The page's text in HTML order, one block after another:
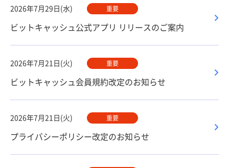
2026年7月29日(水) 重要
ビットキャッシュ公式アプリ リリースのご案内
2026年7月21日(火) 重要
ビットキャッシュ会員規約改定のお知らせ
2026年7月21日(火) 重要
プライバシーポリシー改定のお知らせ